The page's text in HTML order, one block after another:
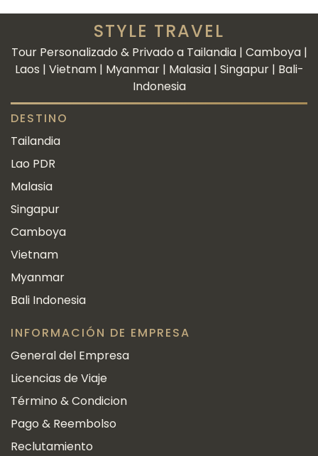
STYLE TRAVEL
Tour Personalizado & Privado a Tailandia | Camboya |
Laos | Vietnam | Myanmar | Malasia | Singapur | Bali-
Indonesia
DESTINO
Tailandia
Lao PDR
Malasia
Singapur
Camboya
Vietnam
Myanmar
Bali Indonesia
INFORMACIÓN DE EMPRESA
General del Empresa
Licencias de Viaje
Término & Condicion
Pago & Reembolso
Reclutamiento